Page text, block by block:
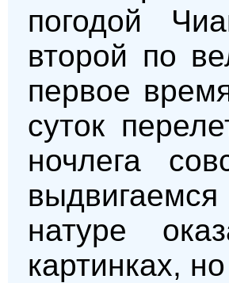
погодой
второй по
первое
суток
ночлега
натуре
картинках,